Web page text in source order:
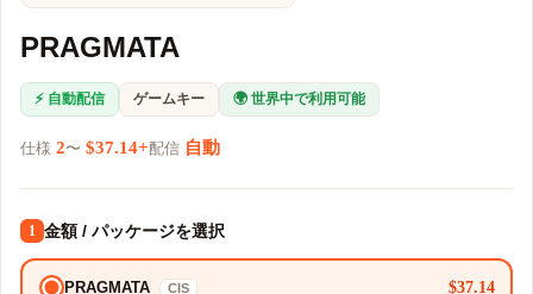
PRAGMATA
⚡ 自動配信 ゲームキー 🌍 世界中で利用可能
仕様 2〜 $37.14+配信 自動
1 金額 / パッケージを選択
PRAGMATA CIS $37.14